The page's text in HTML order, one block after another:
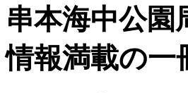
串本海中公
情報満載の一